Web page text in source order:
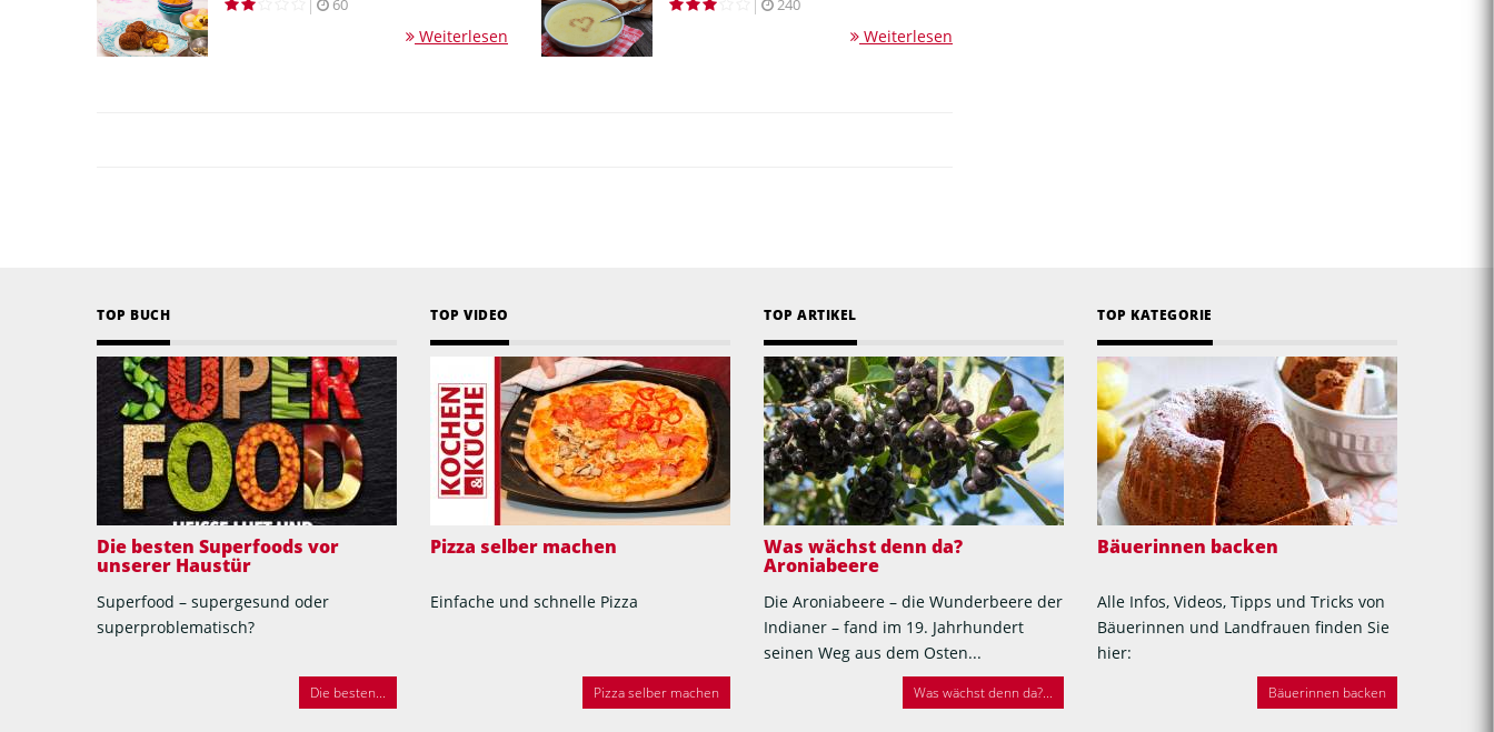
60
Weiterlesen
240
Weiterlesen
TOP BUCH
Die besten Superfoods vor
unserer Haustür
Superfood – supergesund oder
superproblematisch?
Die besten...
TOP VIDEO
Pizza selber machen
Einfache und schnelle Pizza
Pizza selber machen
TOP ARTIKEL
Was wächst denn da?
Aroniabeere
Die Aroniabeere – die Wunderbeere der
Indianer – fand im 19. Jahrhundert
seinen Weg aus dem Osten...
Was wächst denn da?...
TOP KATEGORIE
Bäuerinnen backen
Alle Infos, Videos, Tipps und Tricks von
Bäuerinnen und Landfrauen finden Sie
hier:
Bäuerinnen backen